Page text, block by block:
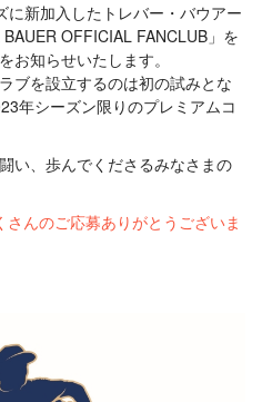
に新加入したトレバー・バウアー
OFFICIAL FANCLUB」を
お知らせいたします。
ブを設立するのは初の試みとな
年シーズン限りのプレミアムコ
い、歩んでくださるみなさまの
んのご応募ありがとうございま